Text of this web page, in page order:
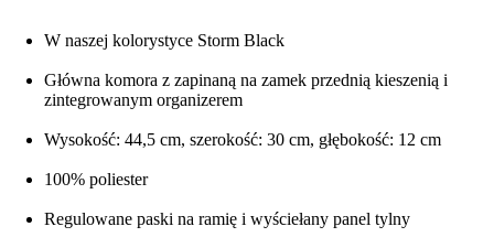
W naszej kolorystyce Storm Black
Główna komora z zapinaną na zamek przednią kieszenią i
zintegrowanym organizerem
Wysokość: 44,5 cm, szerokość: 30 cm, głębokość: 12 cm
100% poliester
Regulowane paski na ramię i wyściełany panel tylny